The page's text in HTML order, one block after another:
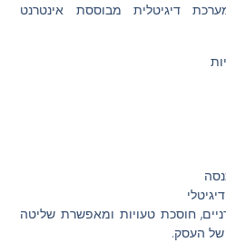
דיגיטלית מבוססת אינטרנט
חוסכת טעויות ומאפשרת שליטה
של העסק.